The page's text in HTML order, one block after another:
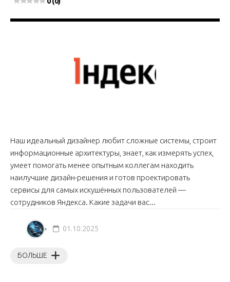
Наш идеальный дизайнер любит сложные системы, строит
информационные архитектуры, знает, как измерять успех,
умеет помогать менее опытным коллегам находить
наилучшие дизайн-решения и готов проектировать
сервисы для самых искушённых пользователей —
сотрудников Яндекса. Какие задачи вас...
БОЛЬШЕ
01.10.2025